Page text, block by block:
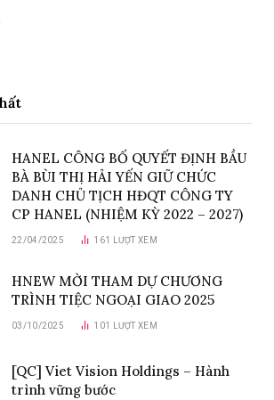
HANEL CÔNG BỐ QUYẾT ĐỊNH BẦU
BÀ BÙI THỊ HẢI YẾN GIỮ CHỨC
DANH CHỦ TỊCH HĐQT CÔNG TY
CP HANEL (NHIỆM KỲ 2022 – 2027)
22/04/2025 161 LƯỢT XEM
HNEW MỜI THAM DỰ CHƯƠNG
TRÌNH TIỆC NGOẠI GIAO 2025
03/10/2025 101 LƯỢT XEM
[QC] Viet Vision Holdings – Hành
trình vững bước